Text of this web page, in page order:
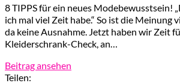
8 TIPPS für ein neues Modebewusstsein!
ich mal viel Zeit habe.“ So ist die Meinung
da keine Ausnahme. Jetzt haben wir Zeit
Kleiderschrank-Check, an…
Beitrag ansehen
Teilen: